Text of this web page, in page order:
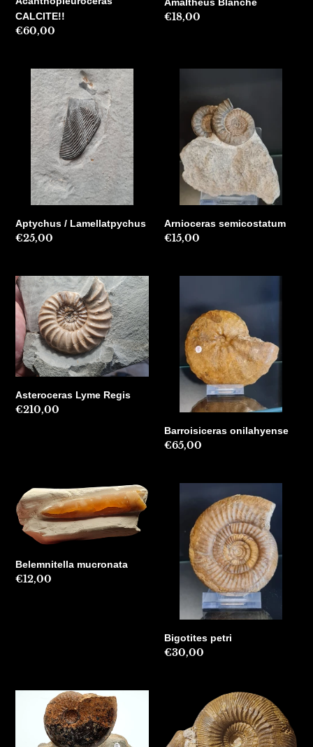
CALCITE!!
Precio
€60,00
Amaltheus Blanche
Precio
€18,00
Aptychus
Lamellatpychus
Aptychus / Lamellatpychus
Precio
€25,00
Arnioceras semicostatum
Precio
€15,00
Asteroceras
Lyme
Regis
Asteroceras Lyme Regis
Precio
€210,00
Barroisiceras onilahyense
Precio
€65,00
Belemnitella
mucronata
Belemnitella mucronata
Precio
€12,00
Bigotites petri
Precio
€30,00
Brasilia
Geisingen
Cadomites
exstinctus